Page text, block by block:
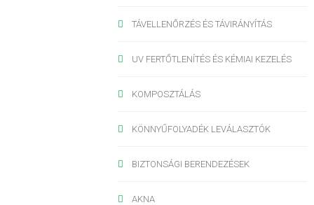
TÁVELLENŐRZÉS ÉS TÁVIRÁNYÍTÁS
UV FERTŐTLENÍTÉS ÉS KÉMIAI KEZELÉS
KOMPOSZTÁLÁS
KÖNNYŰFOLYADÉK LEVÁLASZTÓK
BIZTONSÁGI BERENDEZÉSEK
AKNA